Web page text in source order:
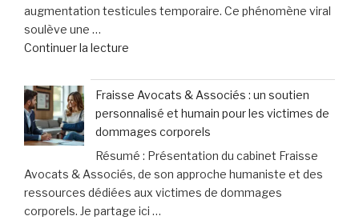
augmentation testicules temporaire. Ce phénomène viral
soulève une …
Continuer la lecture
:
cette
pratique
controversée
d’injection
pour
augmenter
la
Fraisse Avocats & Associés : un soutien
personnalisé et humain pour les victimes de
dommages corporels
Résumé : Présentation du cabinet Fraisse
Avocats & Associés, de son approche humaniste et des
ressources dédiées aux victimes de dommages
corporels. Je partage ici …